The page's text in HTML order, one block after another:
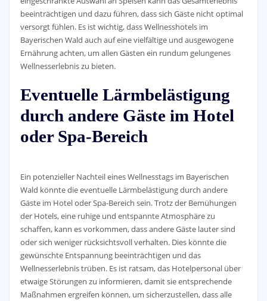
beeinträchtigen und dazu führen, dass sich Gäste nicht optimal
versorgt fühlen. Es ist wichtig, dass Wellnesshotels im
Bayerischen Wald auch auf eine vielfältige und ausgewogene
Ernährung achten, um allen Gästen ein rundum gelungenes
Wellnesserlebnis zu bieten.
Eventuelle Lärmbelästigung
durch andere Gäste im Hotel
oder Spa-Bereich
Ein potenzieller Nachteil eines Wellnesstags im Bayerischen
Wald könnte die eventuelle Lärmbelästigung durch andere
Gäste im Hotel oder Spa-Bereich sein. Trotz der Bemühungen
der Hotels, eine ruhige und entspannte Atmosphäre zu
schaffen, kann es vorkommen, dass andere Gäste lauter sind
oder sich weniger rücksichtsvoll verhalten. Dies könnte die
gewünschte Entspannung beeinträchtigen und das
Wellnesserlebnis trüben. Es ist ratsam, das Hotelpersonal über
etwaige Störungen zu informieren, damit sie entsprechende
Maßnahmen ergreifen können, um sicherzustellen, dass alle